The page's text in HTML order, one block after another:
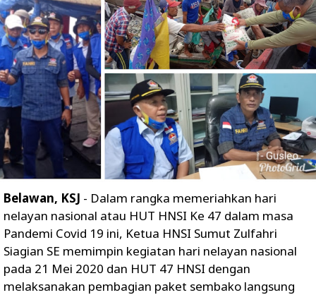
Belawan, KSJ - Dalam rangka memeriahkan hari
nelayan nasional atau HUT HNSI Ke 47 dalam masa
Pandemi Covid 19 ini, Ketua HNSI Sumut Zulfahri
Siagian SE memimpin kegiatan hari nelayan nasional
pada 21 Mei 2020 dan HUT 47 HNSI dengan
melaksanakan pembagian paket sembako langsung